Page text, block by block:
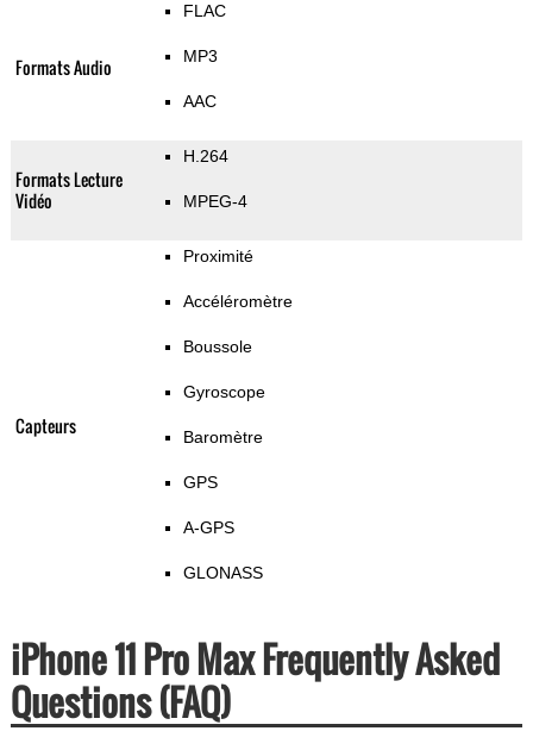
Formats Audio
FLAC
MP3
AAC
Formats Lecture
Vidéo
H.264
MPEG-4
Capteurs
Proximité
Accéléromètre
Boussole
Gyroscope
Baromètre
GPS
A-GPS
GLONASS
iPhone 11 Pro Max Frequently Asked
Questions (FAQ)